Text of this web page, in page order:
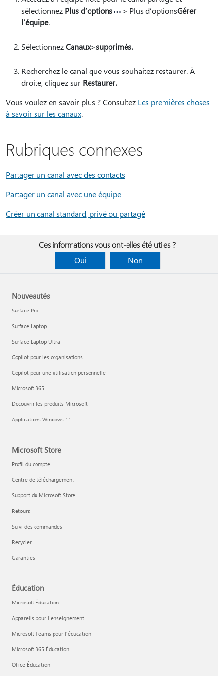
sélectionnez Plus d’options > Plus d’optionsGérer
l’équipe.
SélectionnezCanaux>supprimés.
Recherchez le canal que vous souhaitez restaurer. À
droite, cliquez sur Restaurer.
Vous voulez en savoir plus ? Consultez Les premières choses
à savoir sur les canaux.
Rubriques connexes
Partager un canal avec des contacts
Partager un canal avec une équipe
Créer un canal standard, privé ou partagé
Ces informations vous ont-elles été utiles ?
Oui
Non
Nouveautés
Surface Pro
Surface Laptop
Surface Laptop Ultra
Copilot pour les organisations
Copilot pour une utilisation personnelle
Microsoft 365
Découvrir les produits Microsoft
Applications Windows 11
Microsoft Store
Profil du compte
Centre de téléchargement
Support du Microsoft Store
Retours
Suivi des commandes
Recycler
Garanties
Éducation
Microsoft Éducation
Appareils pour l’enseignement
Microsoft Teams pour l’éducation
Microsoft 365 Éducation
Office Éducation